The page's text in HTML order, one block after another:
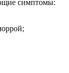
симптомы: